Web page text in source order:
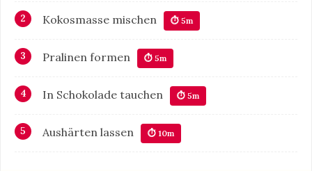
Kokosmasse mischen ⏱ 5m
Pralinen formen ⏱ 5m
In Schokolade tauchen ⏱ 5m
Aushärten lassen ⏱ 10m